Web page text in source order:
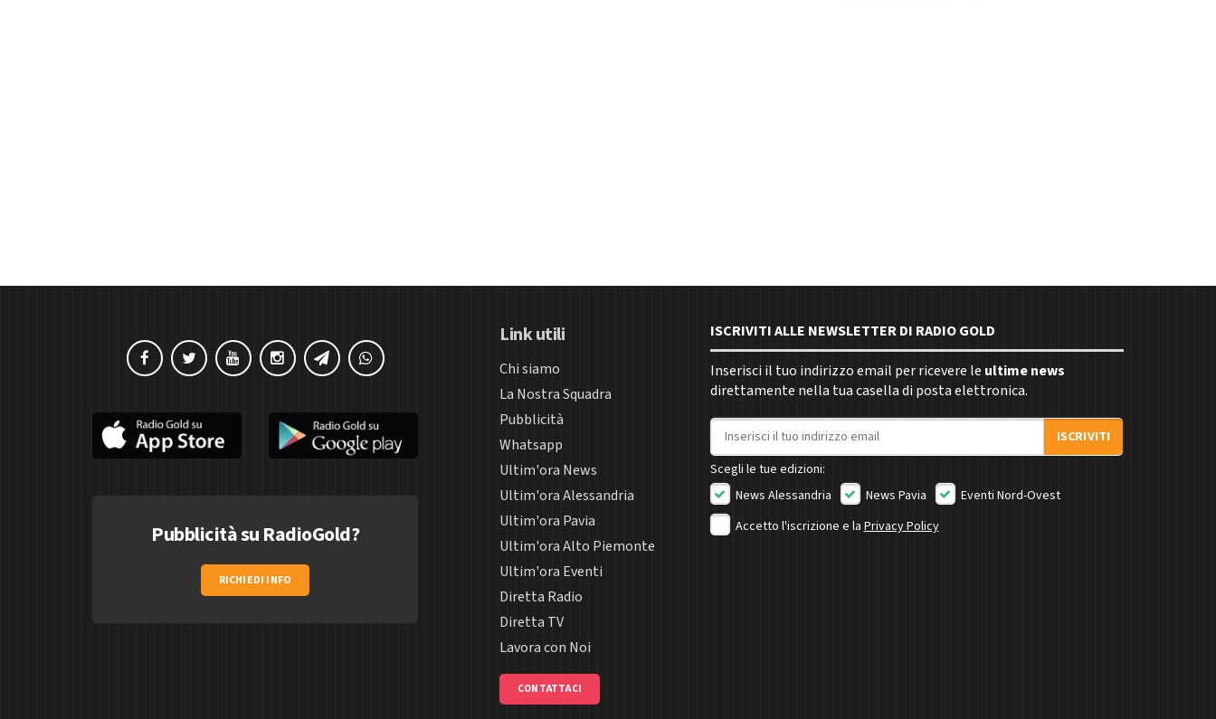
Pubblicità su RadioGold?
RICHIEDI INFO
Link utili
Chi siamo
La Nostra Squadra
Pubblicità
Whatsapp
Ultim'ora News
Ultim'ora Alessandria
Ultim'ora Pavia
Ultim'ora Alto Piemonte
Ultim'ora Eventi
Diretta Radio
Diretta TV
Lavora con Noi
CONTATTACI
ISCRIVITI ALLE NEWSLETTER DI RADIO GOLD
Inserisci il tuo indirizzo email per ricevere le ultime news
direttamente nella tua casella di posta elettronica.
Indirizzo email
ISCRIVITI
Scegli le tue edizioni:
News Alessandria
News Pavia
Eventi Nord-Ovest
Accetto l'iscrizione e la Privacy Policy